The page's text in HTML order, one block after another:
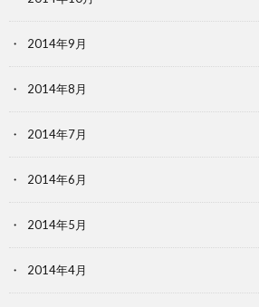
2014年9月
2014年8月
2014年7月
2014年6月
2014年5月
2014年4月